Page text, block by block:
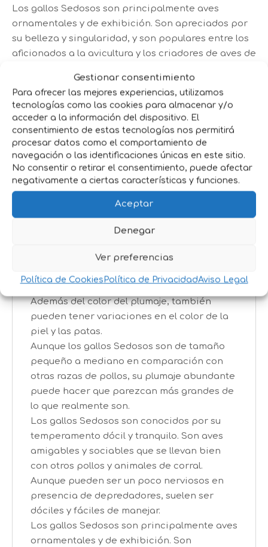
Gestionar consentimiento
Para ofrecer las mejores experiencias, utilizamos
tecnologías como las cookies para almacenar y/o
acceder a la información del dispositivo. El
consentimiento de estas tecnologías nos permitirá
procesar datos como el comportamiento de
navegación o las identificaciones únicas en este sitio.
No consentir o retirar el consentimiento, puede afectar
negativamente a ciertas características y funciones.
Aceptar
Denegar
Ver preferencias
Política de Cookies Política de PrivacidadAviso Legal
Los gallos Sedosos son principalmente aves
ornamentales y de exhibición. Son apreciados por
su belleza y singularidad, y son populares entre los
aficionados a la avicultura y los criadores de aves de
Descripción
Los gallos Sedosos tienen un plumaje único
y sedoso que les da una apariencia
distintiva. Sus plumas carecen de la
estructura rígida típica de las plumas de
aspecto suave y aterciopelado. Tienen
plumaje en todo el cuerpo, incluyendo en las
Al igual que las gallinas Sedosas, los gallos
como blanco, negro, azul, gris, rojo y dorado.
Además del color del plumaje, también
pueden tener variaciones en el color de la
piel y las patas.
Aunque los gallos Sedosos son de tamaño
pequeño a mediano en comparación con
otras razas de pollos, su plumaje abundante
puede hacer que parezcan más grandes de
lo que realmente son.
Los gallos Sedosos son conocidos por su
temperamento dócil y tranquilo. Son aves
amigables y sociables que se llevan bien
con otros pollos y animales de corral.
Aunque pueden ser un poco nerviosos en
presencia de depredadores, suelen ser
dóciles y fáciles de manejar.
Los gallos Sedosos son principalmente aves
ornamentales y de exhibición. Son